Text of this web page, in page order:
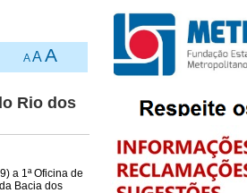
A A A
Rio dos
a 1ª Oficina de
Bacia dos